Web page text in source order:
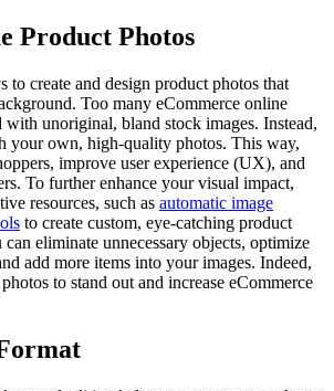
Product Photos
create and design product photos that
Too many eCommerce online
with unoriginal, bland stock images. Instead,
your own, high-quality photos. This way,
improve user experience (UX), and
To further enhance your visual impact,
resources, such as automatic image
to create custom, eye-catching product
eliminate unnecessary objects, optimize
add more items into your images. Indeed,
to stand out and increase eCommerce